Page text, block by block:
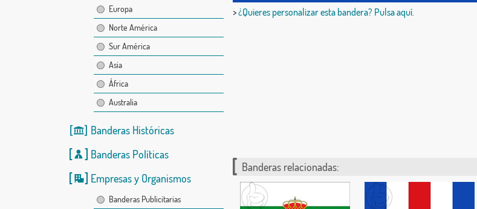
Europa
Norte América
Sur América
Asia
África
Australia
Banderas Históricas
Banderas Políticas
Empresas y Organismos
Banderas Publicitarias
>¿Quieres personalizar esta bandera? Pulsa aquí.
Banderas relacionadas: